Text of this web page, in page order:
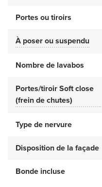
Portes ou tiroirs
À poser ou suspendu
Nombre de lavabos
Portes/tiroir Soft close
(frein de chutes)
Type de nervure
Disposition de la façade
Bonde incluse